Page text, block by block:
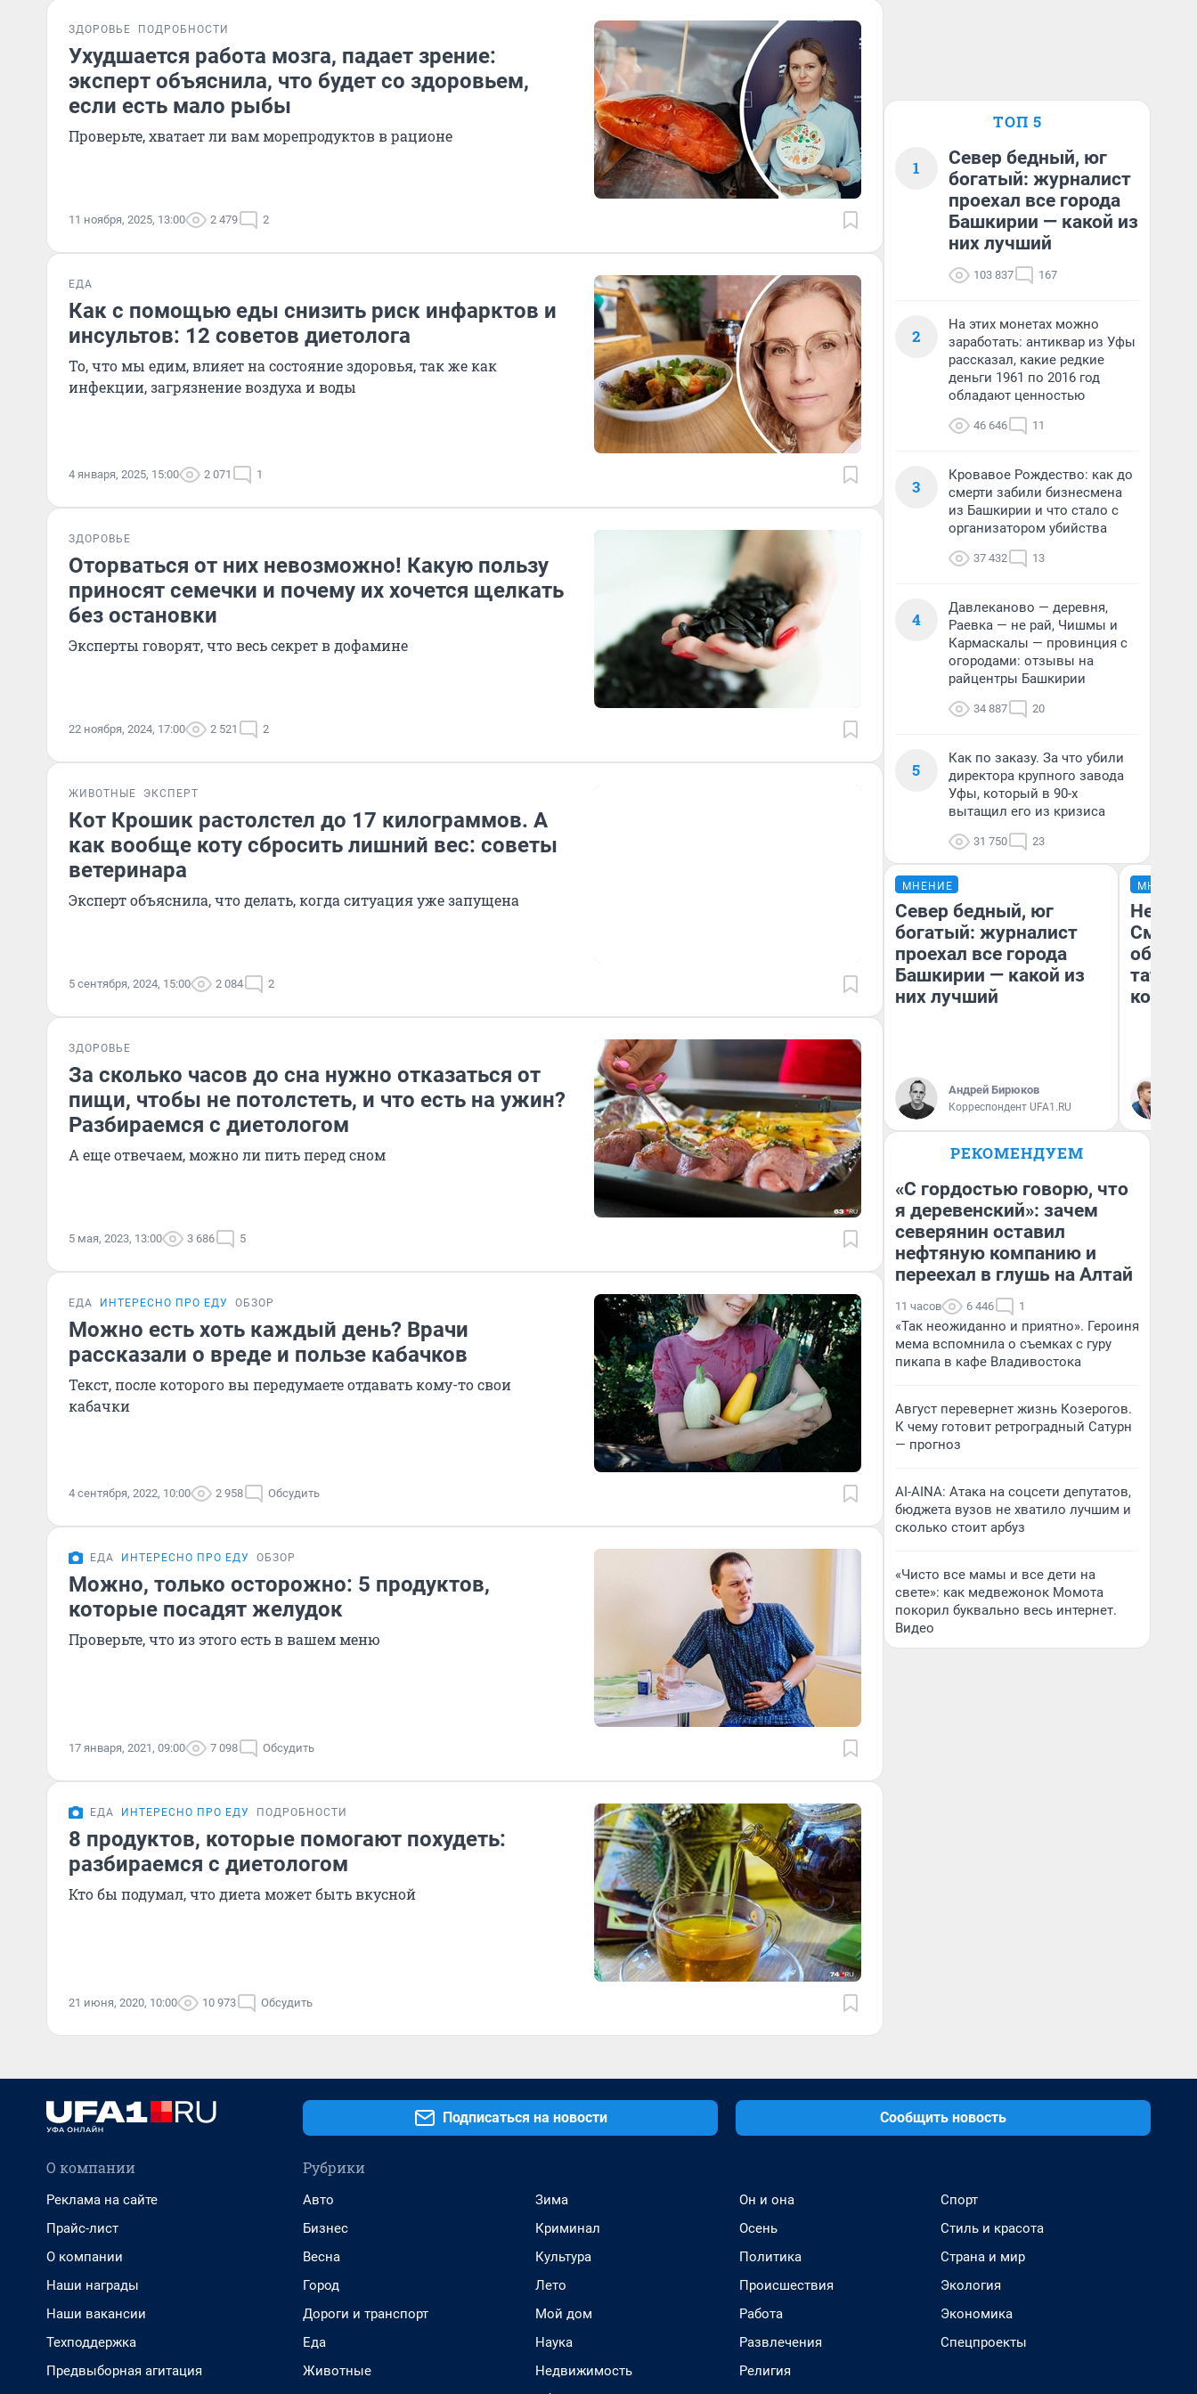
ЗДОРОВЬЕ ПОДРОБНОСТИ
Ухудшается работа мозга, падает зрение:
эксперт объяснила, что будет со здоровьем,
если есть мало рыбы
Проверьте, хватает ли вам морепродуктов в рационе
11 ноября, 2025, 13:00 2 479 2
ЕДА
Как с помощью еды снизить риск инфарктов и
инсультов: 12 советов диетолога
То, что мы едим, влияет на состояние здоровья, так же как
инфекции, загрязнение воздуха и воды
4 января, 2025, 15:00 2 071 1
ЗДОРОВЬЕ
Оторваться от них невозможно! Какую пользу
приносят семечки и почему их хочется щелкать
без остановки
Эксперты говорят, что весь секрет в дофамине
22 ноября, 2024, 17:00 2 521 2
ЖИВОТНЫЕ ЭКСПЕРТ
Кот Крошик растолстел до 17 килограммов. А
как вообще коту сбросить лишний вес: советы
ветеринара
Эксперт объяснила, что делать, когда ситуация уже запущена
5 сентября, 2024, 15:00 2 084 2
ЗДОРОВЬЕ
За сколько часов до сна нужно отказаться от
пищи, чтобы не потолстеть, и что есть на ужин?
Разбираемся с диетологом
А еще отвечаем, можно ли пить перед сном
5 мая, 2023, 13:00 3 686 5
ЕДА ИНТЕРЕСНО ПРО ЕДУ ОБЗОР
Можно есть хоть каждый день? Врачи
рассказали о вреде и пользе кабачков
Текст, после которого вы передумаете отдавать кому-то свои
кабачки
4 сентября, 2022, 10:00 2 958 Обсудить
ЕДА ИНТЕРЕСНО ПРО ЕДУ ОБЗОР
Можно, только осторожно: 5 продуктов,
которые посадят желудок
Проверьте, что из этого есть в вашем меню
17 января, 2021, 09:00 7 098 Обсудить
ЕДА ИНТЕРЕСНО ПРО ЕДУ ПОДРОБНОСТИ
8 продуктов, которые помогают похудеть:
разбираемся с диетологом
Кто бы подумал, что диета может быть вкусной
21 июня, 2020, 10:00 10 973 Обсудить
ТОП 5
1
Север бедный, юг
богатый: журналист
проехал все города
Башкирии — какой из
них лучший
103 837 167
2
На этих монетах можно
заработать: антиквар из Уфы
рассказал, какие редкие
деньги 1961 по 2016 год
обладают ценностью
46 646 11
3
Кровавое Рождество: как до
смерти забили бизнесмена
из Башкирии и что стало с
организатором убийства
37 432 13
4
Давлеканово — деревня,
Раевка — не рай, Чишмы и
Кармаскалы — провинция с
огородами: отзывы на
райцентры Башкирии
34 887 20
5
Как по заказу. За что убили
директора крупного завода
Уфы, который в 90-х
вытащил его из кризиса
31 750 23
МНЕНИЕ
Север бедный, юг
богатый: журналист
проехал все города
Башкирии — какой из
них лучший
Андрей Бирюков
Корреспондент UFA1.RU
МНЕНИЕ
РЕКОМЕНДУЕМ
«С гордостью говорю, что
я деревенский»: зачем
северянин оставил
нефтяную компанию и
переехал в глушь на Алтай
11 часов 6 446 1
«Так неожиданно и приятно». Героиня
мема вспомнила о съемках с гуру
пикапа в кафе Владивостока
Август перевернет жизнь Козерогов.
К чему готовит ретроградный Сатурн
— прогноз
AI-AINA: Атака на соцсети депутатов,
бюджета вузов не хватило лучшим и
сколько стоит арбуз
«Чисто все мамы и все дети на
свете»: как медвежонок Момота
покорил буквально весь интернет.
Видео
Подписаться на новости Сообщить новость
О компании
Реклама на сайте
Прайс-лист
О компании
Наши награды
Наши вакансии
Техподдержка
Предвыборная агитация
Рубрики
Авто
Бизнес
Весна
Город
Дороги и транспорт
Еда
Животные
Зима
Криминал
Культура
Лето
Мой дом
Наука
Недвижимость
Он и она
Осень
Политика
Происшествия
Работа
Развлечения
Религия
Спорт
Стиль и красота
Страна и мир
Экология
Экономика
Спецпроекты